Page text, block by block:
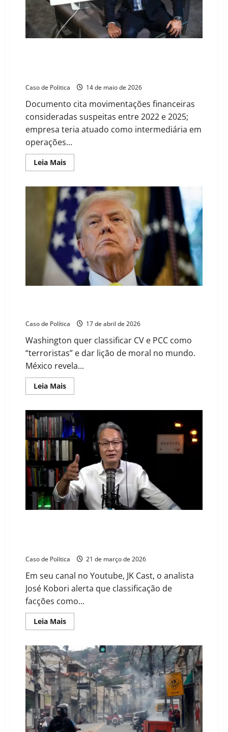
e
afirma
que
80%
dos
americana
Caso de Politica 14 de maio de 2026
Documento cita movimentações financeiras
consideradas suspeitas entre 2022 e 2025;
empresa teria atuado como intermediária em
operações...
Leia MaisRead
more
de
Vorcaro
filme
de
Bolsonaro
suspeita
de
repassar
R$
139
mi
ao
italiana
Caso de Política 17 de abril de 2026
Washington quer classificar CV e PCC como
“terroristas” e dar lição de moral no mundo.
México revela...
Leia MaisRead
more
ianque:
EUA
dão
aviso
ao
Brasil
para
ditar
regras
contra
o
crime
que
eles
Caso de Política 21 de março de 2026
Em seu canal no Youtube, JK Cast, o analista
José Kobori alerta que classificação de
facções como...
Leia MaisRead
more
estratégia
dos
EUA
para
a
América
Latina:
enfraquecimento,
cercamento
e
o
risco